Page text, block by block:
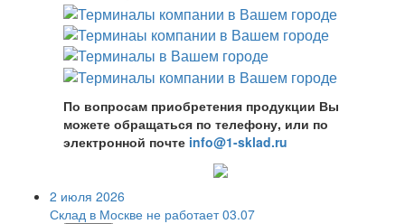
По вопросам приобретения продукции Вы
можете обращаться по телефону, или по
электронной почте info@1-sklad.ru
2 июля 2026
Склад в Москве не работает 03.07